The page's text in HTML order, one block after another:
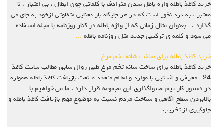
خرید کاغذ باطله واژه باطل شدن مترادف با کلماتی چون ابطال ، بی اعتبار ، نا
معتبر ، به درد نخور است که در هر جایگاه بار معنایی متفاوتی ازخود به جای می
گذارد . بعنوان مثال زمانی که از واژه باطله در کنار روزنامه یا مجله استفاده
می شود و کلمه ی ترکیبی جدید مثل روزنامه باطله ...
خرید کاغذ باطله برای ساخت شانه تخم مرغ
خرید کاغذ باطله برای ساخت شانه تخم مرغ طبق روال سابق مطالب سایت کاغذ
24 ، معرفی و آشنایی با موارد و اقلام متعدد صنعت بازیافت کاغذ باطله همواره
در دستور کار تیم محتواگذاری این مجموعه قرار دارد . ما می خواهیم با
بالابردن سطح آگاهی و شناخت مردم نسبت به موضوع مهم بازیافت کاغذ باطله و
جلوگیری از تخریب ...